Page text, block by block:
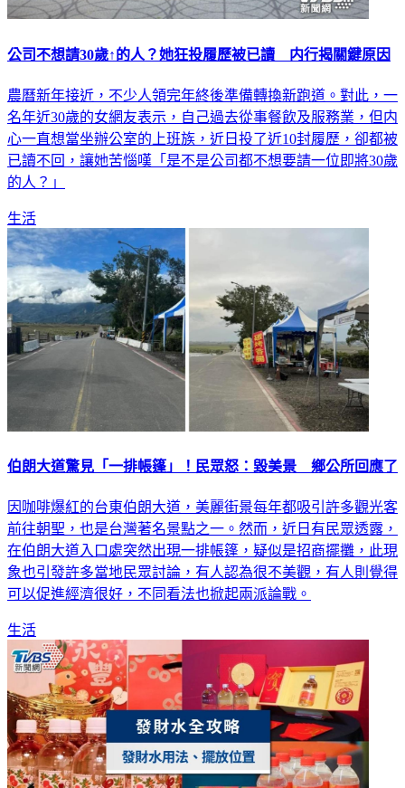
公司不想請30歲↑的人？她狂投履歷被已讀 内行揭關鍵原因
農曆新年接近，不少人領完年終後準備轉換新跑道。對此，一
名年近30歲的女網友表示，自己過去從事餐飲及服務業，但内
心一直想當坐辦公室的上班族，近日投了近10封履歷，卻都被
已讀不回，讓她苦惱嘆「是不是公司都不想要請一位即將30歲
的人？」
生活
伯朗大道驚見「一排帳篷」！民眾怒：毀美景 鄉公所回應了
因咖啡爆紅的台東伯朗大道，美麗街景每年都吸引許多觀光客
前往朝聖，也是台灣著名景點之一。然而，近日有民眾透露，
在伯朗大道入口處突然出現一排帳篷，疑似是招商擺攤，此現
象也引發許多當地民眾討論，有人認為很不美觀，有人則覺得
可以促進經濟很好，不同看法也掀起兩派論戰。
生活